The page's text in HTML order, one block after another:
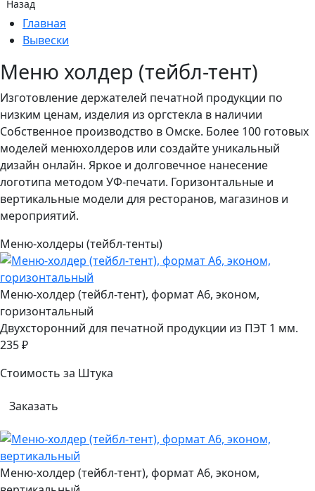
Назад
Главная
Вывески
Меню холдер (тейбл-тент)
Изготовление держателей печатной продукции по
низким ценам, изделия из оргстекла в наличии
Собственное производство в Омске. Более 100 готовых
моделей менюхолдеров или создайте уникальный
дизайн онлайн. Яркое и долговечное нанесение
логотипа методом УФ-печати. Горизонтальные и
вертикальные модели для ресторанов, магазинов и
мероприятий.
Меню-холдеры (тейбл-тенты)
Меню-холдер (тейбл-тент), формат А6, эконом,
горизонтальный
Двухсторонний для печатной продукции из ПЭТ 1 мм.
235 ₽
Стоимость за Штука
Заказать
Меню-холдер (тейбл-тент), формат А6, эконом,